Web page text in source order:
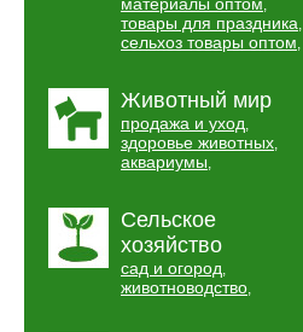
,
товары для праздника,
сельхоз товары оптом,
Животный мир
продажа и уход,
здоровье животных,
аквариумы,
Сельское
хозяйство
сад и огород,
животноводство,